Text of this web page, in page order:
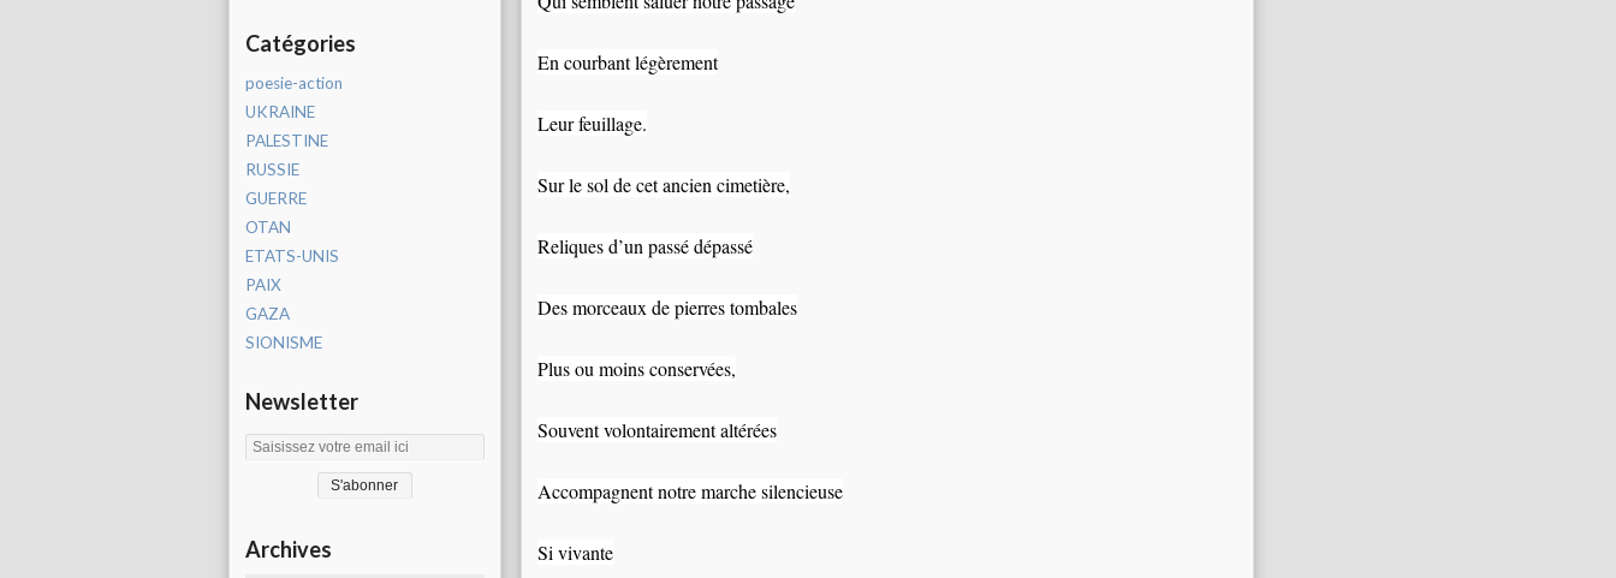
Catégories
poesie-action
UKRAINE
PALESTINE
RUSSIE
GUERRE
OTAN
ETATS-UNIS
PAIX
GAZA
SIONISME
Newsletter
Archives
En courbant légèrement
Leur feuillage.
Sur le sol de cet ancien cimetière,
Reliques d’un passé dépassé
Des morceaux de pierres tombales
Plus ou moins conservées,
Souvent volontairement altérées
Accompagnent notre marche silencieuse
Si vivante